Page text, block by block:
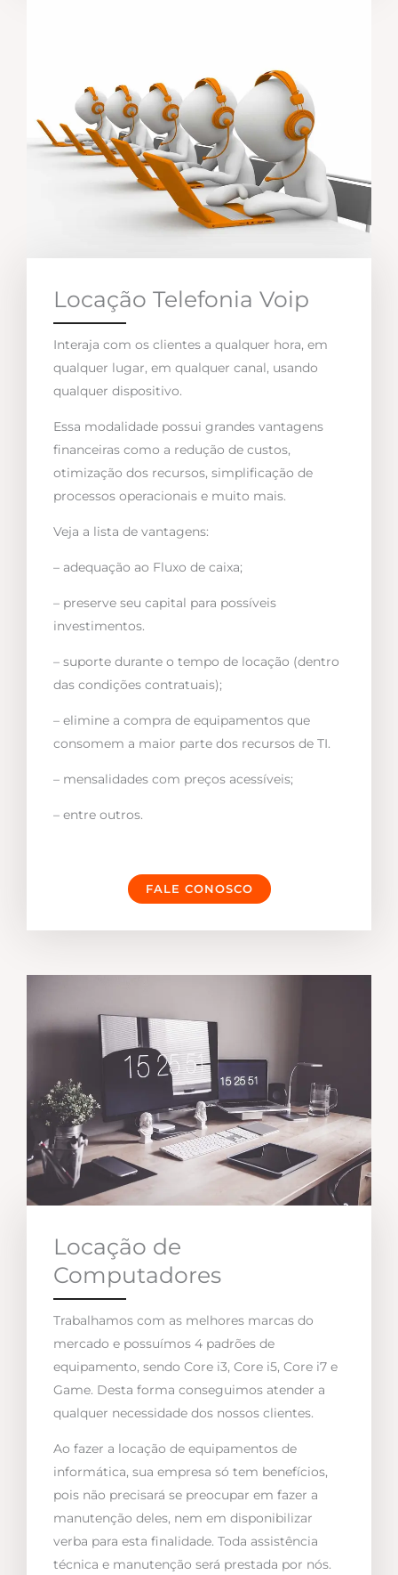
Locação Telefonia Voip
Interaja com os clientes a qualquer hora, em
qualquer lugar, em qualquer canal, usando
qualquer dispositivo.
Essa modalidade possui grandes vantagens
financeiras como a redução de custos,
otimização dos recursos, simplificação de
processos operacionais e muito mais.
Veja a lista de vantagens:
– adequação ao Fluxo de caixa;
– preserve seu capital para possíveis
investimentos.
– suporte durante o tempo de locação (dentro
das condições contratuais);
– elimine a compra de equipamentos que
consomem a maior parte dos recursos de TI.
– mensalidades com preços acessíveis;
– entre outros.
FALE CONOSCO
Locação de
Computadores
Trabalhamos com as melhores marcas do
mercado e possuímos 4 padrões de
equipamento, sendo Core i3, Core i5, Core i7 e
Game. Desta forma conseguimos atender a
qualquer necessidade dos nossos clientes.
Ao fazer a locação de equipamentos de
informática, sua empresa só tem benefícios,
pois não precisará se preocupar em fazer a
manutenção deles, nem em disponibilizar
verba para esta finalidade. Toda assistência
técnica e manutenção será prestada por nós.